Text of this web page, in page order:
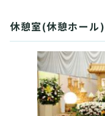
休憩室(休憩ホール